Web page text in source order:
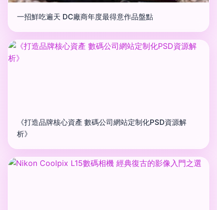
一招鮮吃遍天 DC廠商年度最得意作品盤點
《打造品牌核心資產 數碼公司網站定制化PSD資源解
析》